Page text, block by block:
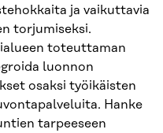
ja vaikuttavia
torjumiseksi.
toteuttaman
luonnon
osaksi työikäisten
Hanke
tarpeeseen